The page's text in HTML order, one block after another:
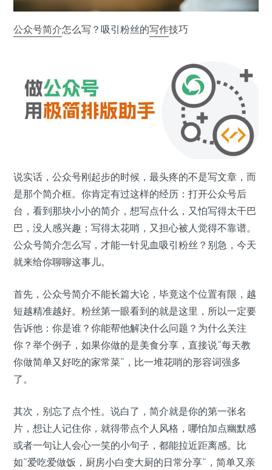
公众号简介怎么写？吸引粉丝的写作技巧
说实话，公众号刚起步的时候，最头疼的不是写文章，而
是那个简介框。你肯定有过这样的经历：打开公众号后
台，看到那块小小的简介，想写点什么，又怕写得太干巴
巴，没人感兴趣；写得太花哨，又担心被人觉得不靠谱。
公众号简介怎么写，才能一针见血吸引粉丝？别急，今天
就来给你聊聊这事儿。
首先，公众号简介不能长篇大论，毕竟这个位置有限，越
短越精准越好。粉丝第一眼看到的就是这里，所以一定要
告诉他：你是谁？你能帮他解决什么问题？为什么关注
你？举个例子，如果你做的是美食分享，直接说“每天教
你做简单又好吃的家常菜”，比一堆花哨的形容词强多
了。
其次，别忘了点个性。说白了，简介就是你的第一张名
片，想让人记住你，就得带点个人风格，哪怕加点幽默感
或者一句让人会心一笑的小句子，都能拉近距离感。比
如“爱吃爱做饭，厨房小白变大厨的日常分享”，简单又亲